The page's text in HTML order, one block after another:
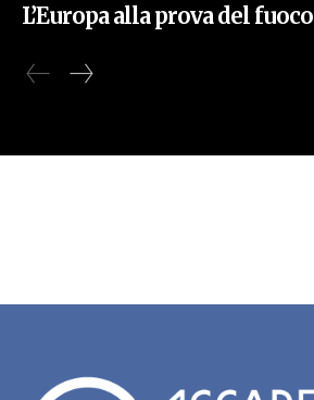
L’Europa alla prova del fuoco